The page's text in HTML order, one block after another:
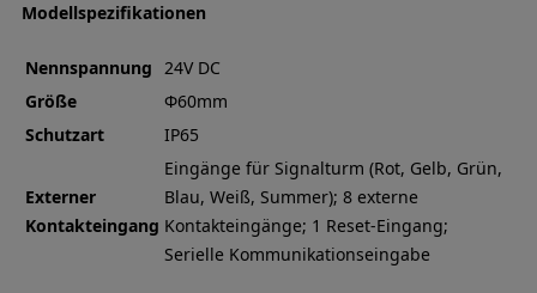
Modellspezifikationen
Nennspannung 24V DC
Größe
Φ60mm
Schutzart
IP65
Externer
Kontakteingang
Eingänge für Signalturm (Rot, Gelb, Grün,
Blau, Weiß, Summer); 8 externe
Kontakteingänge; 1 Reset-Eingang;
Serielle Kommunikationseingabe